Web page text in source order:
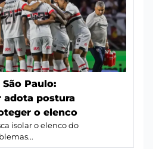
Paulo:
adota postura
o elenco
isolar o elenco do